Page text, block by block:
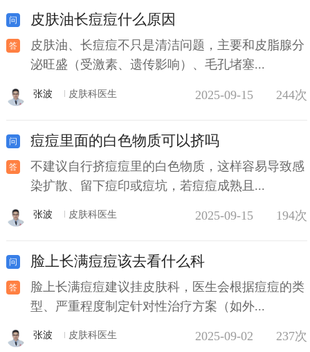
皮肤油长痘痘什么原因
皮肤油、长痘痘不只是清洁问题，主要和皮脂腺分
泌旺盛（受激素、遗传影响）、毛孔堵塞...
张波 皮肤科医生 2025-09-15 244次
痘痘里面的白色物质可以挤吗
不建议自行挤痘痘里的白色物质，这样容易导致感
染扩散、留下痘印或痘坑，若痘痘成熟且...
张波 皮肤科医生 2025-09-15 194次
脸上长满痘痘该去看什么科
脸上长满痘痘建议挂皮肤科，医生会根据痘痘的类
型、严重程度制定针对性治疗方案（如外...
张波 皮肤科医生 2025-09-02 237次